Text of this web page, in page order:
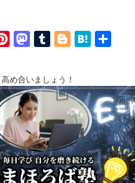
Pinterest
Mastodon
Tumblr
Blogger
Hatena
め合いましょう！